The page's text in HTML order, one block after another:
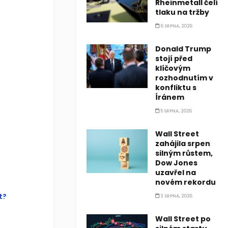
page
of this
Rheinmetall čelí
tlaku na tržby
6 SRPNA, 2026
Donald Trump
stojí před
klíčovým
rozhodnutím v
konfliktu s
Íránem
5 SRPNA, 2026
Wall Street
zahájila srpen
silným růstem,
Dow Jones
uzavřel na
novém rekordu
3 SRPNA, 2026
Wall Street po